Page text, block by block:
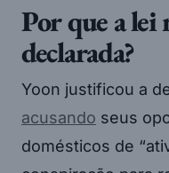
Por que a
declarada?
Yoon justificou a
acusando seus
domésticos de